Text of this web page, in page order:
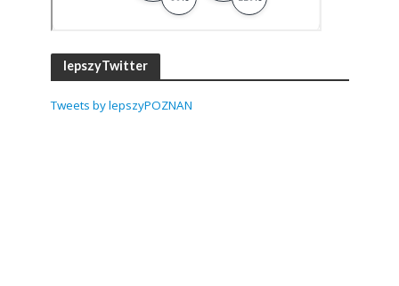
lepszyTwitter
Tweets by lepszyPOZNAN